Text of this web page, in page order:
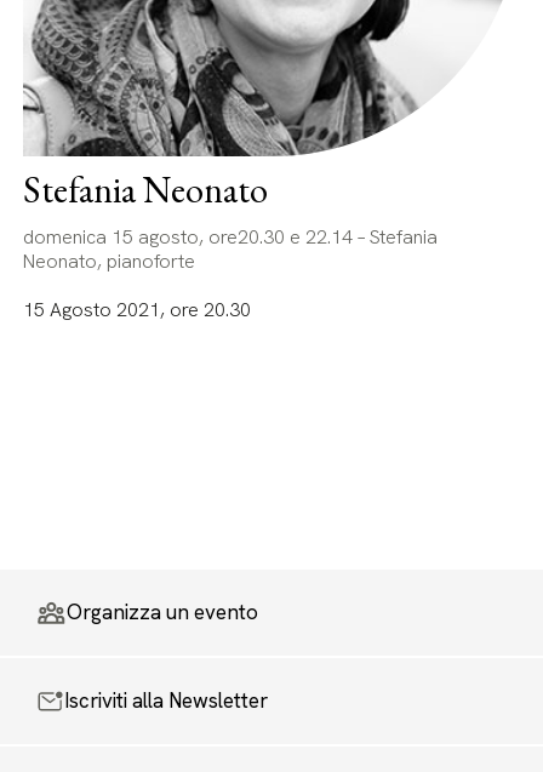
Stefania Neonato
domenica 15 agosto, ore20.30 e 22.14 – Stefania
Neonato, pianoforte
15 Agosto 2021, ore 20.30
Organizza un evento
Iscriviti alla Newsletter